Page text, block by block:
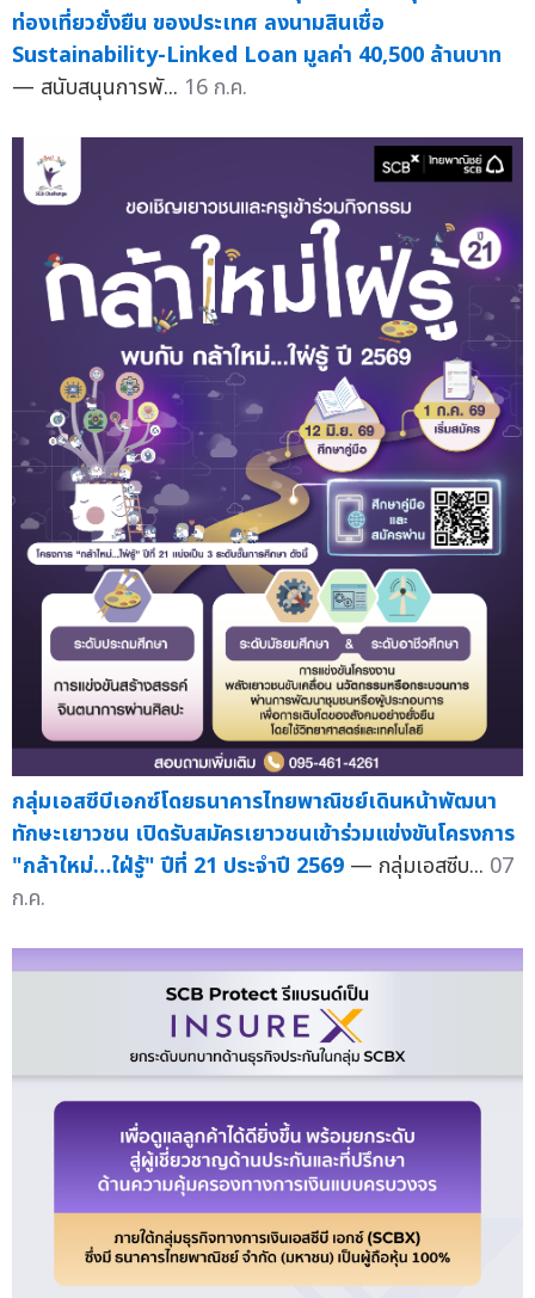
ท่องเที่ยวยั่งยืน ของประเทศ ลงนามสินเชื่อ
Sustainability-Linked Loan มูลค่า 40,500 ล้านบาท
— สนับสนุนการพั... 16 ก.ค.
กลุ่มเอสซีบีเอกซ์โดยธนาคารไทยพาณิชย์เดินหน้าพัฒนา
ทักษะเยาวชน เปิดรับสมัครเยาวชนเข้าร่วมแข่งขันโครงการ
"กล้าใหม่…ใฝ่รู้" ปีที่ 21 ประจำปี 2569 — กลุ่มเอสซีบ... 07
ก.ค.